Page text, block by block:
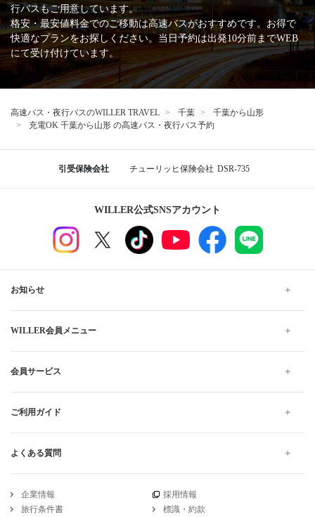
行バスもご用意しています。
格安・最安値料金でのご移動は高速バスがおすすめです。お得で
快適なプランをお探しください。当日予約は出発10分前までWEB
にて受け付けています。
高速バス・夜行バスのWILLER TRAVEL 千葉
千葉から山形
充電OK 千葉から山形 の高速バス・夜行バス予約
引受保険会社 チューリッヒ保険会社 DSR-735
WILLER公式SNSアカウント
お知らせ
WILLER会員メニュー
会員サービス
ご利用ガイド
よくある質問
企業情報
採用情報
旅行条件書
標識・約款